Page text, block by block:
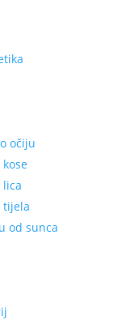
očiju
lica
tijela
od sunca